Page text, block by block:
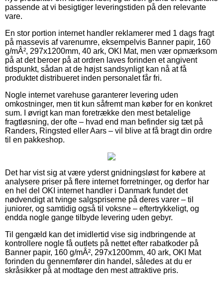
passende at vi besigtiger leveringstiden på den relevante
vare.
En stor portion internet handler reklamerer med 1 dags fragt
på massevis af varenumre, eksempelvis Banner papir, 160
g/mÂ², 297x1200mm, 40 ark, OKI Mat, men vær opmærksom
på at det beroer på at ordren laves forinden et angivent
tidspunkt, sådan at de højst sandsynligt kan nå at få
produktet distribueret inden personalet får fri.
Nogle internet varehuse garanterer levering uden
omkostninger, men tit kun såfremt man køber for en konkret
sum. I øvrigt kan man foretrække den mest betalelige
fragtløsning, der ofte – hvad end man befinder sig tæt på
Randers, Ringsted eller Aars – vil blive at få bragt din ordre
til en pakkeshop.
Det har vist sig at være yderst gnidningsløst for købere at
analysere priser på flere internet forretninger, og derfor har
en hel del OKI internet handler i Danmark fundet det
nødvendigt at tvinge salgspriserne på deres varer – til
juniorer, og samtidig også til voksne – eftertrykkeligt, og
endda nogle gange tilbyde levering uden gebyr.
Til gengæld kan det imidlertid vise sig indbringende at
kontrollere nogle få outlets på nettet efter rabatkoder på
Banner papir, 160 g/mÂ², 297x1200mm, 40 ark, OKI Mat
forinden du gennemfører din handel, således at du er
skråsikker på at modtage den mest attraktive pris.